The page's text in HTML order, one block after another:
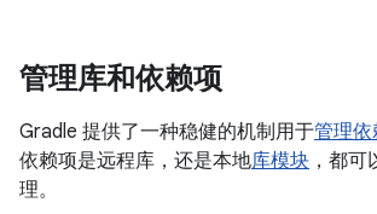
管理库和依赖项
Gradle 提供了一种稳健的机制用于管理依
依赖项是远程库，还是本地库模块 ，都
理。